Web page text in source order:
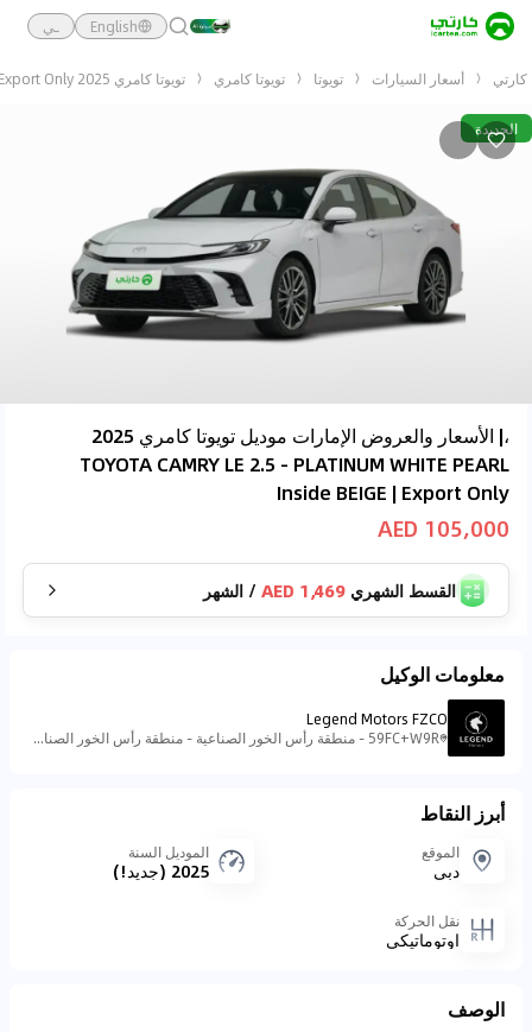
English ـي
كارتي أسعار السيارات تويوتا تويوتا كامري تويوتا كامري 2025 TOYOTA CAMRY LE 2.5 - PLATINUM WHITE PEARL Inside BEIGE | Export Only
الجديدة
،| الأسعار والعروض الإمارات موديل تويوتا كامري 2025
TOYOTA CAMRY LE 2.5 - PLATINUM WHITE PEARL
Inside BEIGE | Export Only
105,000 AED
القسط الشهري 1,469 AED
/ الشهر
معلومات الوكيل
Legend Motors FZCO
59FC+W9R - منطقة رأس الخور الصناعية - منطقة رأس الخور الصناعية - ٣ - دبي - الإمارات العربية المتحدة
أبرز النقاط
الموقع
دبي
الموديل السنة
2025 (جديد!)
نقل الحركة
اوتوماتيكي
الوصف